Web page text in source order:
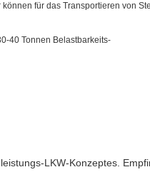
für das Transportieren von
40 Tonnen Belastbarkeits-
LKW-Konzeptes.